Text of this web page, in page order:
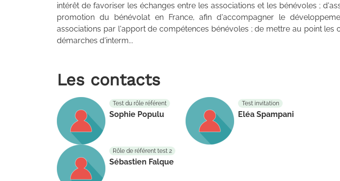
intérêt de favoriser les échanges entre les associations et les bénévoles ;
promotion du bénévolat en France, afin d'accompagner le
associations par l'apport de compétences bénévoles ; de mettre au point les
démarches d'interm...
Les contacts
Test du rôle référent
Sophie Populu
Test invitation
Eléa Spampani
Rôle de référent test 2
Sébastien Falque